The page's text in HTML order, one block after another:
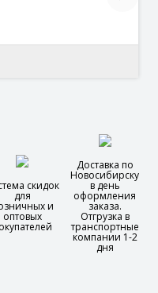
скидок
для
и
оптовых
Доставка по
Новосибирску
в день
оформления
заказа.
Отгрузка в
транспортные
компании 1-2
дня